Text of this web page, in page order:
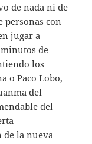
de nada ni de
personas con
jugar a
de
los
o Paco Lobo,
del
del
la nueva